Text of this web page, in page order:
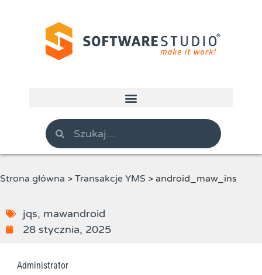
Strona główna > Transakcje YMS > android_maw_ins
jqs, mawandroid
28 stycznia, 2025
Administrator